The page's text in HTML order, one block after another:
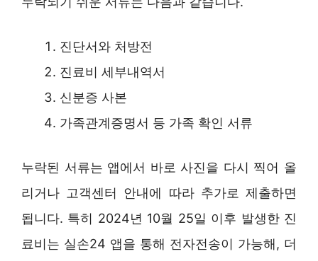
진단서와 처방전
진료비 세부내역서
신분증 사본
가족관계증명서 등 가족 확인 서류
누락된 서류는 앱에서 바로 사진을 다시 찍어 올
리거나 고객센터 안내에 따라 추가로 제출하면
됩니다. 특히 2024년 10월 25일 이후 발생한 진
료비는 실손24 앱을 통해 전자전송이 가능해, 더